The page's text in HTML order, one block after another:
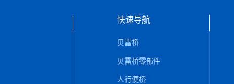
快速导航
贝雷桥
贝雷桥零部件
人行便桥